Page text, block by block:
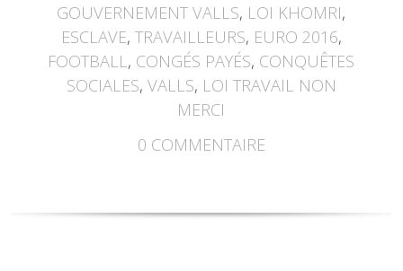
GOUVERNEMENT VALLS, LOI KHOMRI,
ESCLAVE, TRAVAILLEURS, EURO 2016,
FOOTBALL , CONGÉS PAYÉS, CONQUÊTES
SOCIALES, VALLS, LOI TRAVAIL NON
MERCI
0 COMMENTAIRE